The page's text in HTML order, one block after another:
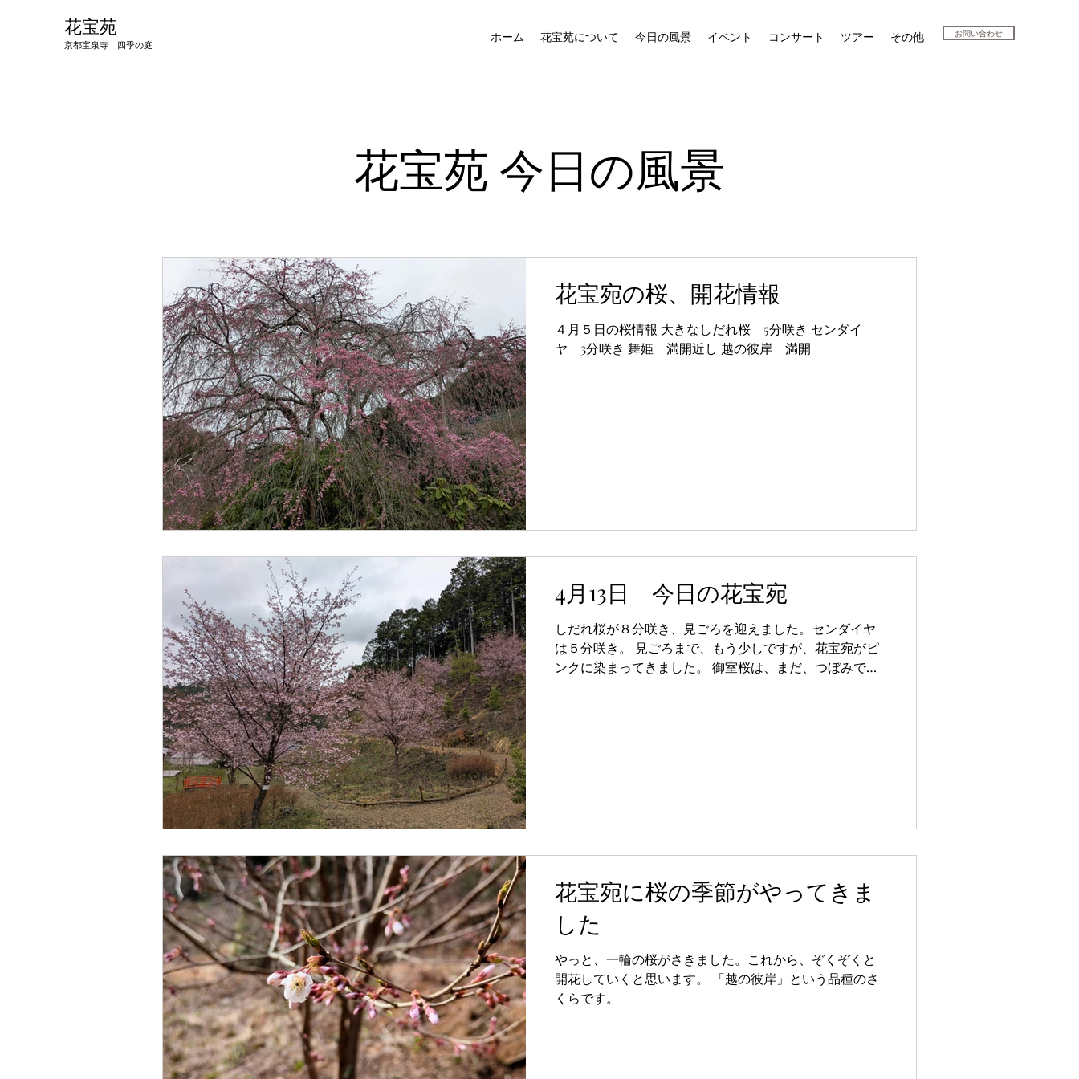
​花宝苑
京都宝泉寺 四季の庭
ホーム 花宝苑について 今日の風景 イベント コンサート ツアー その他 お問い合わせ
​花宝苑 今日の風景
花宝宛の桜、開花情報
４月５日の桜情報 大きなしだれ桜 5分咲き センダイ
ヤ 3分咲き 舞姫 満開近し 越の彼岸 満開
4月13日 今日の花宝宛
しだれ桜が８分咲き、見ごろを迎えました。センダイヤ
は５分咲き。 見ごろまで、もう少しですが、花宝宛がピ
ンクに染まってきました。 御室桜は、まだ、つぼみで
花宝宛に桜の季節がやってきま
した
やっと、一輪の桜がさきました。これから、ぞくぞくと
開花していくと思います。 「越の彼岸」という品種のさ
くらです。